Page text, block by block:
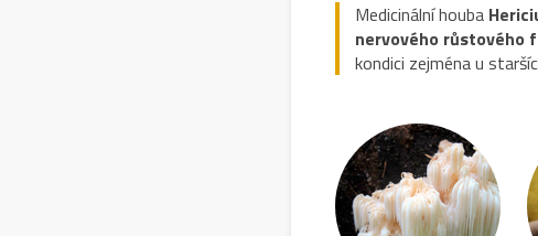
Medicinální houba
nervového růstového
kondici zejména u